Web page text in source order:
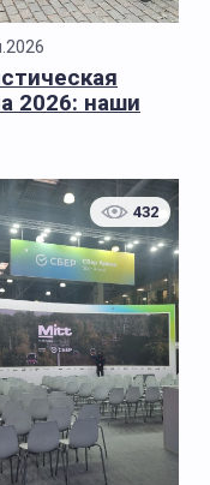
2026: наши
432